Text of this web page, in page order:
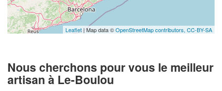
Leaflet | Map data ©OpenStreetMap contributors, CC-BY-SA
Nous cherchons pour vous le meilleur
artisan à Le-Boulou